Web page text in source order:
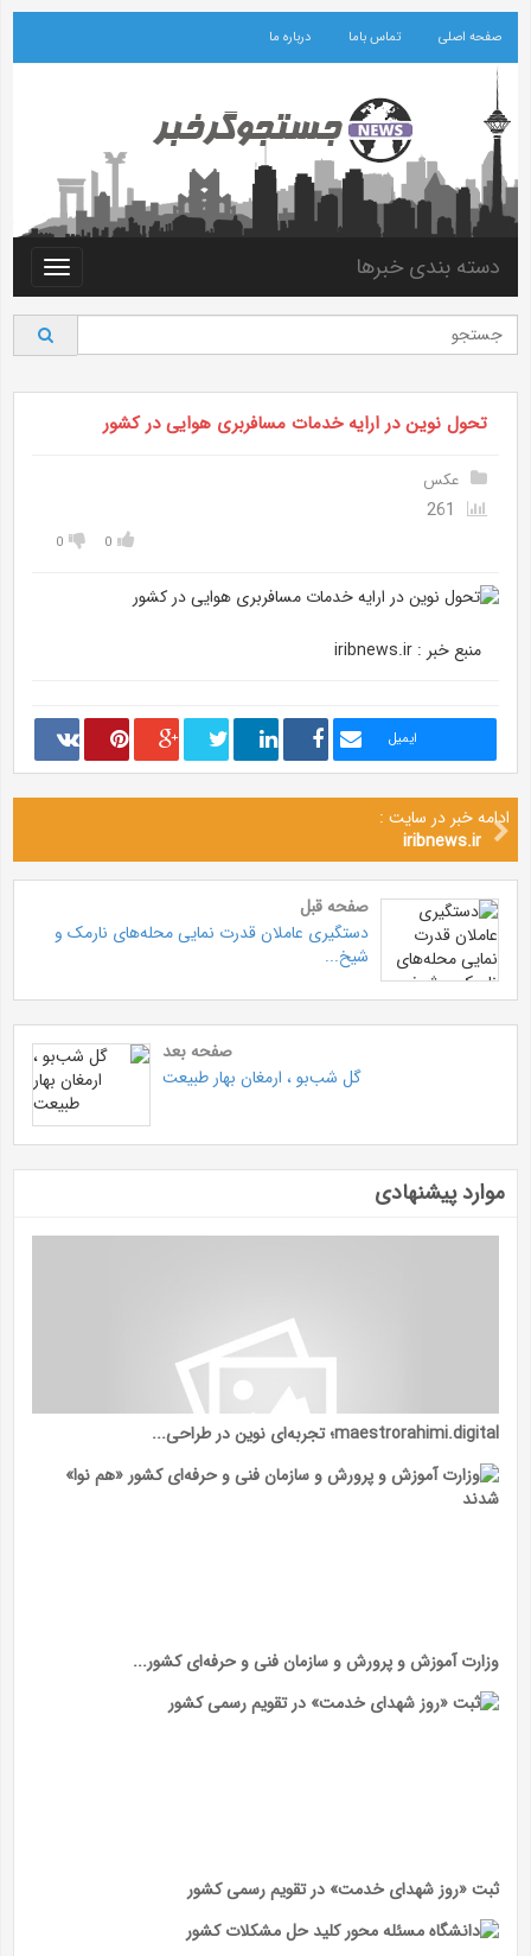
صفحه اصلی تماس باما درباره ما
Toggle
دسته بندی خبرها
تحول نوین در ارایه خدمات مسافربری هوایی در کشور
عکس
0
0
منبع خبر : iribnews.ir
ایمیل
ادامه خبر در سایت :
iribnews.ir
صفحه قبل
دستگیری عاملان قدرت نمایی محله‌های نارمک و
شیخ...
صفحه بعد
گل شب‌بو ، ارمغان بهار طبیعت
موارد پیشنهادی
maestrorahimi.digital؛ تجربه‌ای نوین در طراحی...
وزارت آموزش و پرورش و سازمان فنی و حرفه‌ای کشور...
ثبت «روز شهدای خدمت» در تقویم رسمی کشور